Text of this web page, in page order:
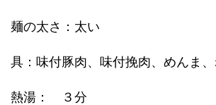
麺の太さ：太い
具：味付豚肉、味付挽肉、めんま
熱湯： ３分